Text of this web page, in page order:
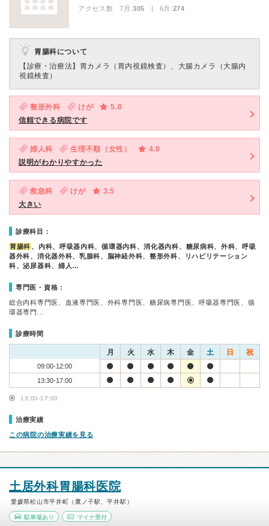
アクセス数 7月:305 | 6月:274
胃腸科について
【診療・治療法】 胃カメラ（胃内視鏡検査）、大腸カメラ（大腸内
視鏡検査）
整形外科 けが
5.0
信頼できる病院です
婦人科 生理不順（女性）
4.0
説明がわかりやすかった
救急科 けが
3.5
大きい
診療科目：
胃腸科 、内科、呼吸器内科、循環器内科、消化器内科、糖尿病科、外科、呼吸
器外科、消化器外科、乳腺科、脳神経外科、整形外科、リハビリテーション
科、泌尿器科、婦人…
専門医・資格：
総合内科専門医、血液専門医、外科専門医、糖尿病専門医、呼吸器専門医、循
環器専門…
診療時間
月 火 水 木 金 土 日 祝
09:00-12:00
13:30-17:00
13:00-17:00
治療実績
この病院の治療実績を見る
土居外科胃腸科医院
愛媛県松山市平井町（鷹ノ子駅、平井駅）
駐車場あり マイナ受付